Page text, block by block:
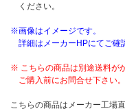
ください。
※画像はイメージです。
詳細はメーカーHPにてご確
※ こちらの商品は別途送料が
ご購入前にお問合せ下さい。
こちらの商品はメーカー工場直